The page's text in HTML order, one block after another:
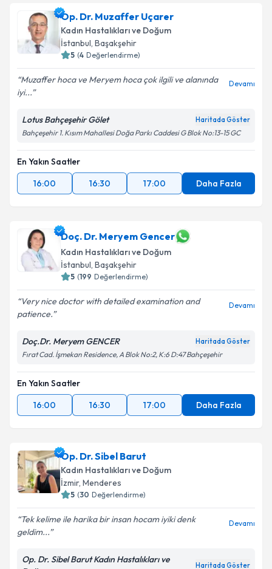
Op. Dr. Muzaffer Uçarer
Kadın Hastalıkları ve Doğum
İstanbul, Başakşehir
5 (4 Değerlendirme)
Muzaffer hoca ve Meryem hoca çok ilgili ve alanında
iyi...
Devamı
Lotus Bahçeşehir Gölet Haritada Göster
Bahçeşehir 1. Kısım Mahallesi Doğa Parkı Caddesi G Blok No:13-15 GC
En Yakın Saatler
16:00
16:30 17:00 Daha Fazla
Doç. Dr. Meryem Gencer
Kadın Hastalıkları ve Doğum
İstanbul, Başakşehir
5 (199 Değerlendirme)
Very nice doctor with detailed examination and
patience.
Devamı
Doç.Dr. Meryem GENCER Haritada Göster
Fırat Cad. İşmekan Residence, A Blok No:2, K:6 D:47 Bahçeşehir
En Yakın Saatler
16:00
16:30 17:00 Daha Fazla
Op. Dr. Sibel Barut
Kadın Hastalıkları ve Doğum
İzmir, Menderes
5 (30 Değerlendirme)
Tek kelime ile harika bir insan hocam iyiki denk
geldim...
Devamı
Op. Dr. Sibel Barut Kadın Hastalıkları ve
Haritada Göster